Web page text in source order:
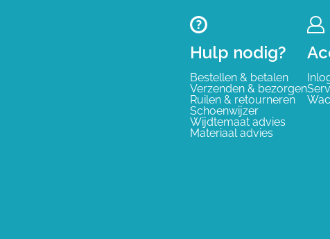
Hulp nodig?
Bestellen & betalen
Verzenden & bezorgen
Ruilen & retourneren
Schoenwijzer
Wijdtemaat advies
Materiaal advies